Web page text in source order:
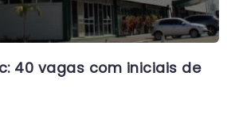
40 vagas com iniciais de